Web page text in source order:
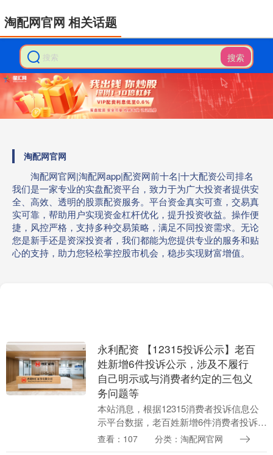
搜索
淘配网官网
淘配网官网|淘配网app|配资网前十名|十大配资公司排名
我们是一家专业的实盘配资平台，致力于为广大投资者提供安
全、高效、透明的股票配资服务。平台资金真实可查，交易真
实可靠，帮助用户实现资金杠杆优化，提升投资收益。操作便
捷，风控严格，支持多种交易策略，满足不同投资需求。无论
您是新手还是资深投资者，我们都能为您提供专业的服务和贴
心的支持，助力您轻松掌控股市机会，稳步实现财富增值。
淘配网官网 相关话题
永利配资 【12315投诉公示】老百
姓新增6件投诉公示，涉及不履行
自己明示或与消费者约定的三包义
务问题等
本站消息，根据12315消费者投诉信息公
示平台数据，老百姓新增6件消费者投诉公
示，详情如下： 被投诉企业：港南区八塘
查看：107 分类：淘配网官网